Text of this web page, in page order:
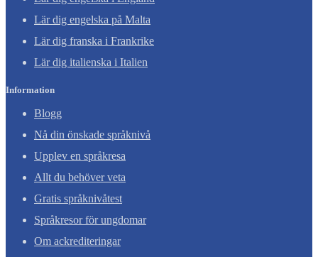
Lär dig engelska på Malta
Lär dig franska i Frankrike
Lär dig italienska i Italien
Information
Blogg
Nå din önskade språknivå
Upplev en språkresa
Allt du behöver veta
Gratis språknivåtest
Språkresor för ungdomar
Om ackrediteringar